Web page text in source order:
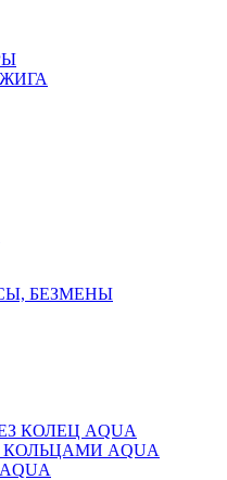
БЕЗМЕНЫ
КОЛЕЦ AQUA
AQUA